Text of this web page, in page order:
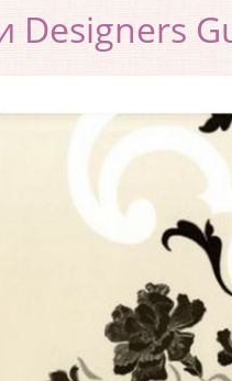
Designers